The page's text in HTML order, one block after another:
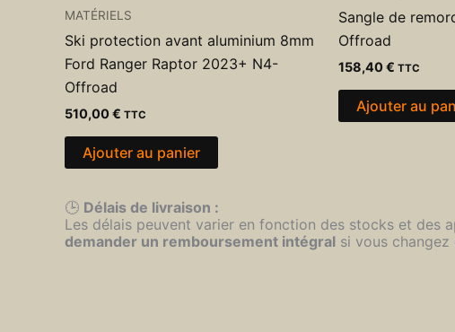
MATÉRIELS
Ski protection avant aluminium 8mm
Ford Ranger Raptor 2023+ N4-
Offroad
510,00€ TTC
Ajouter au panier
Sangle de
Offroad
158,40€ TTC
Ajouter au
🕒 Délais de livraison :
Les délais peuvent varier en fonction des stocks et des
demander un remboursement intégral si vous changez